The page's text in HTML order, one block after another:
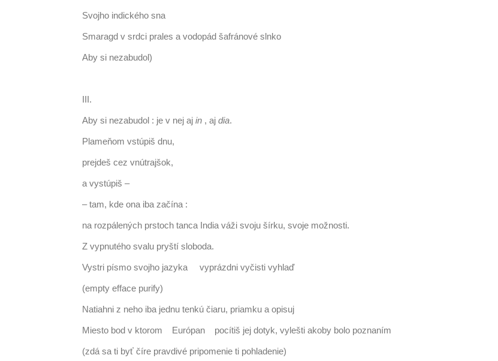
Svojho indického sna
Smaragd v srdci prales a vodopád šafránové slnko
Aby si nezabudol)
III.
Aby si nezabudol : je v nej aj in , aj dia.
Plameňom vstúpiš dnu,
prejdeš cez vnútrajšok,
a vystúpiš –
– tam, kde ona iba začína :
na rozpálených prstoch tanca India váži svoju šírku, svoje možnosti.
Z vypnutého svalu pryští sloboda.
Vystri písmo svojho jazyka vyprázdni vyčisti vyhlaď
(empty efface purify)
Natiahni z neho iba jednu tenkú čiaru, priamku a opisuj
Miesto bod v ktorom Európan pocítiš jej dotyk, vylešti akoby bolo poznaním
(zdá sa ti byť číre pravdivé pripomenie ti pohladenie)